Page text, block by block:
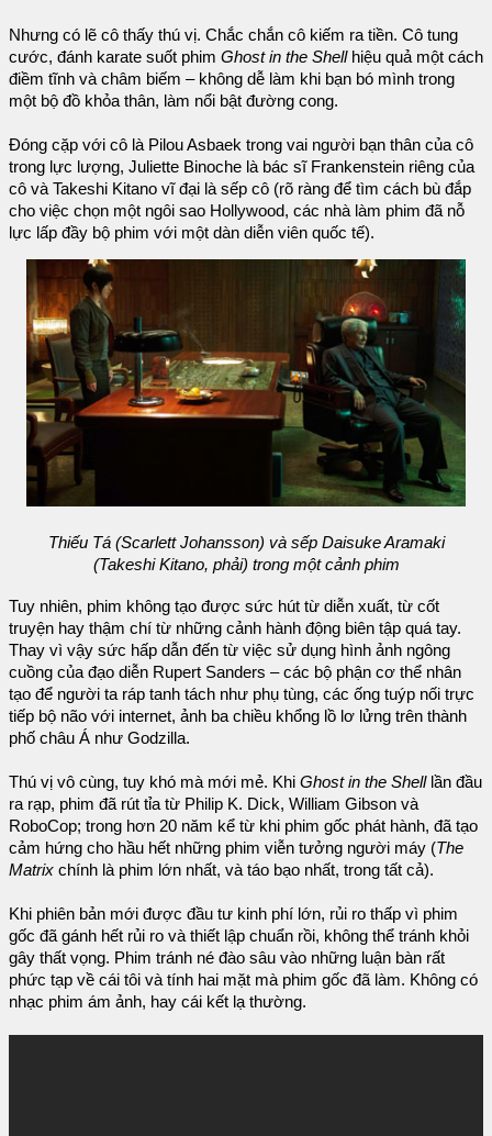
Nhưng có lẽ cô thấy thú vị. Chắc chắn cô kiếm ra tiền. Cô tung
cước, đánh karate suốt phim Ghost in the Shellhiệu quả một cách
điềm tĩnh và châm biếm – không dễ làm khi bạn bó mình trong
một bộ đồ khỏa thân, làm nổi bật đường cong.
Đóng cặp với cô là Pilou Asbaek trong vai người bạn thân của cô
trong lực lượng, Juliette Binoche là bác sĩ Frankenstein riêng của
cô và Takeshi Kitano vĩ đại là sếp cô (rõ ràng để tìm cách bù đắp
cho việc chọn một ngôi sao Hollywood, các nhà làm phim đã nỗ
lực lấp đầy bộ phim với một dàn diễn viên quốc tế).
Thiếu Tá (Scarlett Johansson) và sếp Daisuke Aramaki
(Takeshi Kitano, phải) trong một cảnh phim
Tuy nhiên, phim không tạo được sức hút từ diễn xuất, từ cốt
truyện hay thậm chí từ những cảnh hành động biên tập quá tay.
Thay vì vậy sức hấp dẫn đến từ việc sử dụng hình ảnh ngông
cuồng của đạo diễn Rupert Sanders – các bộ phận cơ thể nhân
tạo để người ta ráp tanh tách như phụ tùng, các ống tuýp nối trực
tiếp bộ não với internet, ảnh ba chiều khổng lồ lơ lửng trên thành
phố châu Á như Godzilla.
Thú vị vô cùng, tuy khó mà mới mẻ. Khi Ghost in the Shelllần đầu
ra rạp, phim đã rút tỉa từ Philip K. Dick, William Gibson và
RoboCop; trong hơn 20 năm kể từ khi phim gốc phát hành, đã tạo
cảm hứng cho hầu hết những phim viễn tưởng người máy (The
Matrix chính là phim lớn nhất, và táo bạo nhất, trong tất cả).
Khi phiên bản mới được đầu tư kinh phí lớn, rủi ro thấp vì phim
gốc đã gánh hết rủi ro và thiết lập chuẩn rồi, không thể tránh khỏi
gây thất vọng. Phim tránh né đào sâu vào những luận bàn rất
phức tạp về cái tôi và tính hai mặt mà phim gốc đã làm. Không có
nhạc phim ám ảnh, hay cái kết lạ thường.